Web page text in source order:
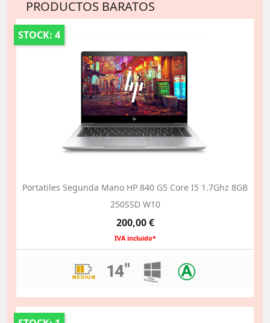
PRODUCTOS BARATOS
STOCK: 4
Portatiles Segunda Mano HP 840 G5 Core I5 1.7Ghz 8GB
250SSD W10
Precio
200,00 €
IVA incluido*